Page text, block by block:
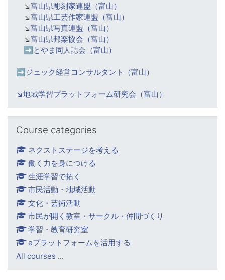
↘️富山県彫刻家連盟（富山）
↘️富山県工芸作家連盟（富山）
↘️富山県写真連盟（富山）
↘️富山県邦楽協会（富山）
➡️ とやま同人誌会（富山）
➡️ジェック経営コンサルタント（富山）
↘️地域学習プラットフォーム研究会（富山）
Course categories
ネクストステージを考える
働く力を身につける
生涯学習で拓く
市民活動・地域活動
文化・芸術活動
市民が開く教室・サークル・仲間づくり
学習・教育研究室
eプラットフォームを活用する
All courses ...